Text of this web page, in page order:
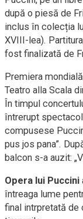
după o piesă de
inclus în colecția
XVIII-lea).
fost finalizată de
Premiera
Teatro alla Scala
În timpul
întrerupt
compusese
pus jos pana”.
balcon s-a auzit:
Opera lui Puccini
întreaga lume
final intrpretată de